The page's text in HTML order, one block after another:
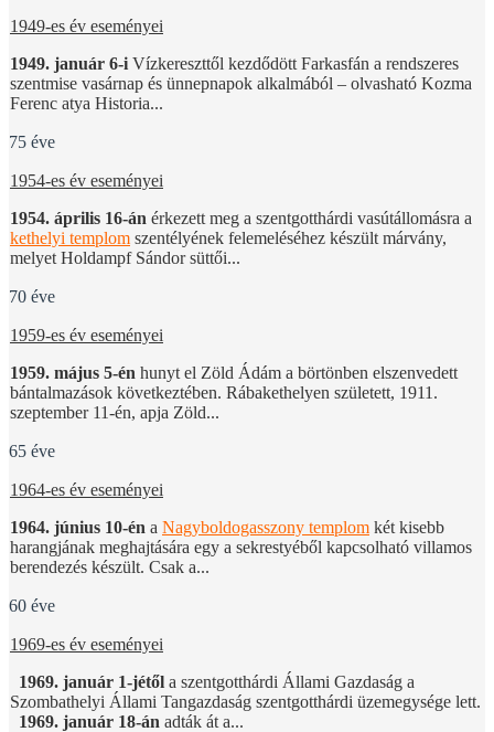
1949-es év eseményei
1949. január 6-i Vízkereszttől kezdődött Farkasfán a rendszeres
szentmise vasárnap és ünnepnapok alkalmából – olvasható Kozma
Ferenc atya Historia...
75 éve
1954-es év eseményei
1954. április 16-án érkezett meg a szentgotthárdi vasútállomásra a
kethelyi templom szentélyének felemeléséhez készült márvány,
melyet Holdampf Sándor süttői...
70 éve
1959-es év eseményei
1959. május 5-én hunyt el Zöld Ádám a börtönben elszenvedett
bántalmazások következtében. Rábakethelyen született, 1911.
szeptember 11-én, apja Zöld...
65 éve
1964-es év eseményei
1964. június 10-én a Nagyboldogasszony templom két kisebb
harangjának meghajtására egy a sekrestyéből kapcsolható villamos
berendezés készült. Csak a...
60 éve
1969-es év eseményei
1969. január 1-jétől a szentgotthárdi Állami Gazdaság a
Szombathelyi Állami Tangazdaság szentgotthárdi üzemegysége lett.
1969. január 18-án adták át a...